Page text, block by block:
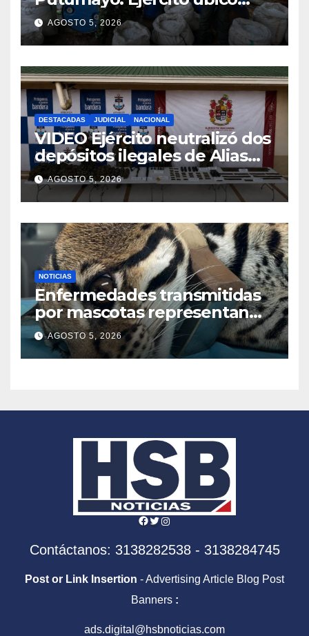
complejo cocalero del GAO-r
48
AGOSTO 5, 2026
DESTACADAS JUDICIAL NACIONAL
VIDEO Ejército neutralizó dos
depósitos ilegales de Alias
Calarcá, con material de
guerra en Guaviare
AGOSTO 5, 2026
NOTICIAS
Enfermedades transmitidas
por mascotas representan
una creciente amenaza para
los felinos silvestres en
América Latina
AGOSTO 5, 2026
Facebook
Twitter
Instagram
Contáctanos: 3138282538 - 3138284745
Post or Link Insertion - Advertising Article Blog Post
Banners :
ads.digital@hsbnoticias.com